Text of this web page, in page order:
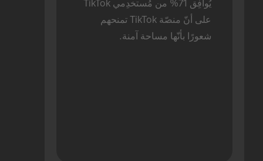
شعورًا بأنّها مساحة آمنة.